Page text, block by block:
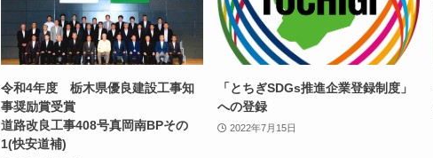
令和4年度 栃木県優良建設工事知
事奨励賞受賞
道路改良工事408号真岡南BPその
1(快安道補)
「とちぎSDGs推進企業登録制度」
への登録
2022年7月15日